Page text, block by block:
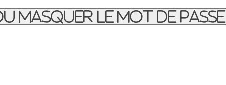
masquer le mot de passe